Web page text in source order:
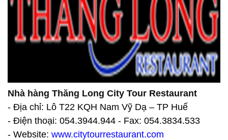
Nhà hàng Thăng Long City Tour Restaurant
- Địa chỉ: Lô T22 KQH Nam Vỹ Dạ – TP Huế
- Điện thoại: 054.3944.944 - Fax: 054.3834.533
- Website: www.citytourrestaurant.com